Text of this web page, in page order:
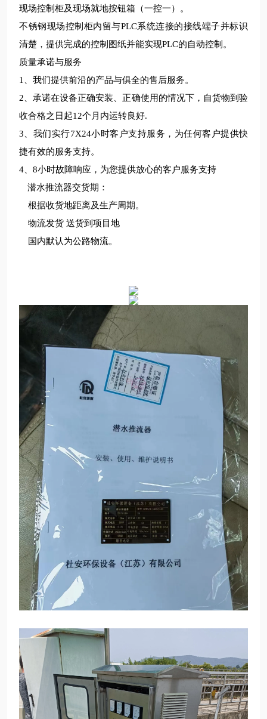
现场控制柜及现场就地按钮箱（一控一）。
不锈钢现场控制柜内留与PLC系统连接的接线端子并标识
清楚，提供完成的控制图纸并能实现PLC的自动控制。
质量承诺与服务
1、我们提供前沿的产品与俱全的售后服务。
2、承诺在设备正确安装、正确使用的情况下，自货物到验
收合格之日起12个月内运转良好.
3、我们实行7X24小时客户支持服务，为任何客户提供快
捷有效的服务支持。
4、8小时故障响应，为您提供放心的客户服务支持
潜水推流器交货期 ：
根据收货地距离及生产周期。
物流发货 送货到项目地
国内默认为公路物流。